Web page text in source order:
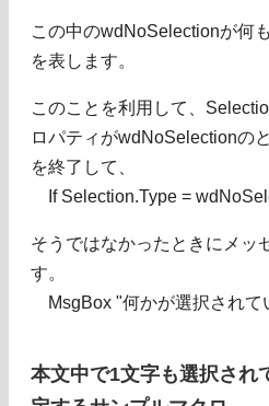
この中のwdNoSelectionが何
を表します。
このことを利用して、
ロパティがwdNoSelectionの
を終了して、
If Selection.Type =
そうではなかったときにメッ
す。
MsgBox "何かが選択されて
本文中で1文字も選択され